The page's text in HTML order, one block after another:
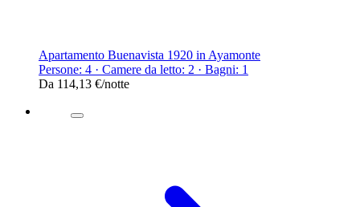
Apartamento Buenavista 1920 in Ayamonte
Persone: 4 · Camere da letto: 2 · Bagni: 1
Da 114,13 €/notte